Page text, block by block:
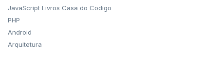
JavaScript
PHP
Android
Arquitetura
Livros Casa do Codigo